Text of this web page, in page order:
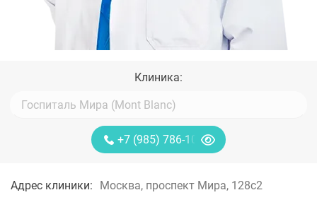
Клиника:
+7 (985) 786-10-40
Адрес клиники: Москва, проспект Мира, 128с2